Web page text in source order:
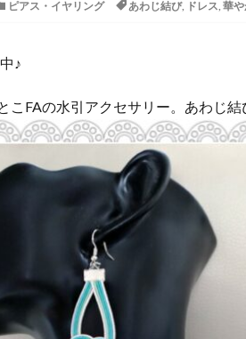
ピアス・イヤリング あわじ結び, ドレス, 華
♪
こFAの水引アクセサリー。あわじ